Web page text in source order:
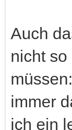
Auch
nicht
immer
ich ein